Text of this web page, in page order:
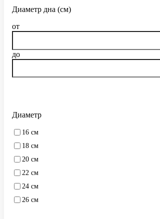
Диаметр дна (см)
от
до
Диаметр
16 см
18 см
20 см
22 см
24 см
26 см